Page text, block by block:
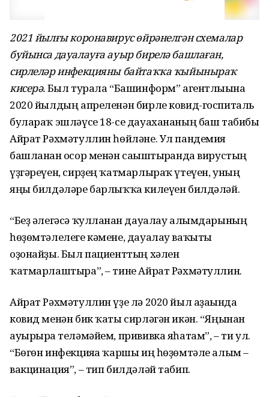
2021 йылғы коронавирус өйрәнелгән схемалар
буйынса дауалауға ауыр бирелә башлаған,
сирлеләр инфекцияны байтаҡҡа ҡыйыныраҡ
кисерә.Был турала “Башинформ” агентлығына
2020 йылдың апреленән бирле ковид-госпиталь
булараҡ эшләүсе 18-се дауахананың баш табибы
Айрат Рәхмәтуллин һөйләне. Ул пандемия
башланған осор менән сағыштырғанда вирустың
үҙгәреүен, сирҙең ҡатмарлыраҡ үтеүен, уның
яңы билдәләре барлыҡҡа килеүен билдәләй.
“Беҙ әлегәсә ҡулланған дауалау алымдарының
һөҙөмтәлелеге кәмене, дауалау ваҡыты
оҙонайҙы. Был пациенттың хәлен
ҡатмарлаштыра”, – тине Айрат Рәхмәтуллин.
Айрат Рәхмәтуллин үҙе лә 2020 йыл аҙағында
ковид менән бик ҡаты сирләгән икән. “Яңынан
ауырырға теләмәйем, прививка яһатам”, – ти ул.
“Бөгөн инфекцияға ҡаршы иң һөҙөмтәле алым –
вакцинация”, – тип билдәләй табип.